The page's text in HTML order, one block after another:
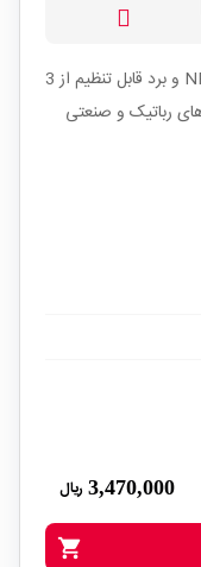
سنسور فاصله مادون قرمز با خروجی NPN NO و برد قابل تنظیم از 3
3,470,000 ریال
shopping_cart